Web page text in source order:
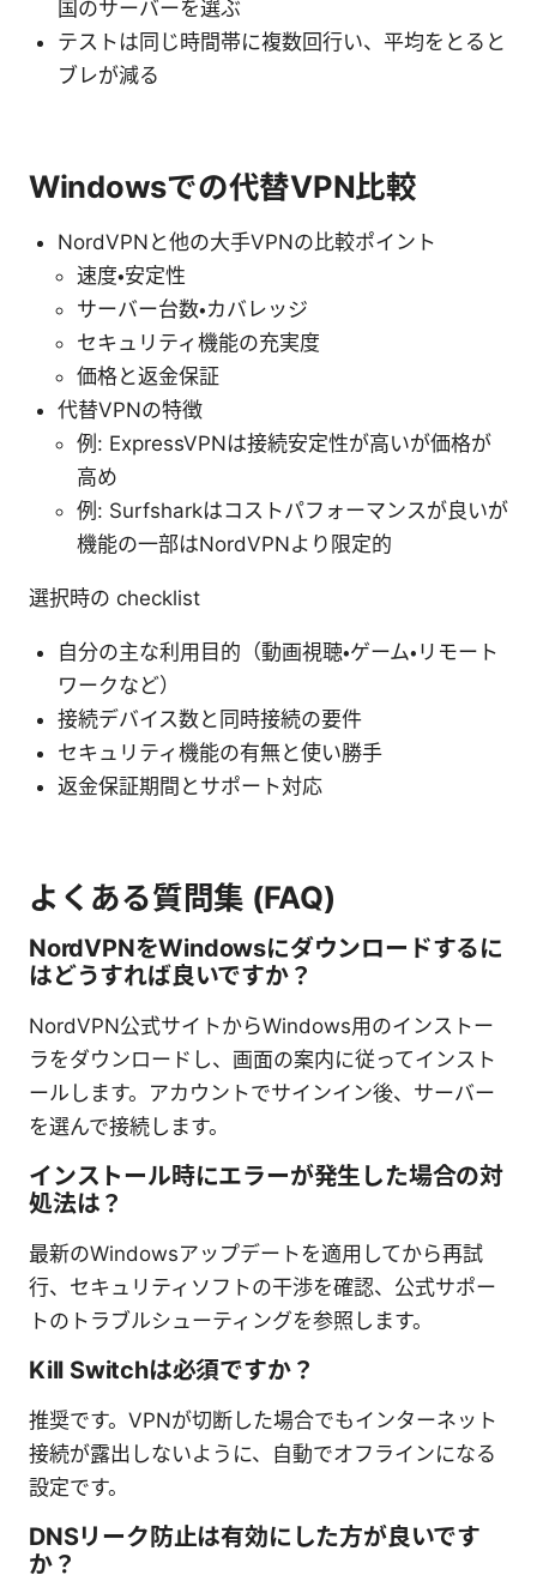
国のサーバーを選ぶ
テストは同じ時間帯に複数回行い、平均をとると
ブレが減る
Windowsでの代替VPN比較
NordVPNと他の大手VPNの比較ポイント
速度・安定性
サーバー台数・カバレッジ
セキュリティ機能の充実度
価格と返金保証
代替VPNの特徴
例: ExpressVPNは接続安定性が高いが価格が
高め
例: Surfsharkはコストパフォーマンスが良いが
機能の一部はNordVPNより限定的
選択時の checklist
自分の主な利用目的（動画視聴・ゲーム・リモート
ワークなど）
接続デバイス数と同時接続の要件
セキュリティ機能の有無と使い勝手
返金保証期間とサポート対応
よくある質問集 (FAQ)
NordVPNをWindowsにダウンロードするに
はどうすれば良いですか？
NordVPN公式サイトからWindows用のインストー
ラをダウンロードし、画面の案内に従ってインスト
ールします。アカウントでサインイン後、サーバー
を選んで接続します。
インストール時にエラーが発生した場合の対
処法は？
最新のWindowsアップデートを適用してから再試
行、セキュリティソフトの干渉を確認、公式サポー
トのトラブルシューティングを参照します。
Kill Switchは必須ですか？
推奨です。VPNが切断した場合でもインターネット
接続が露出しないように、自動でオフラインになる
設定です。
DNSリーク防止は有効にした方が良いです
か？